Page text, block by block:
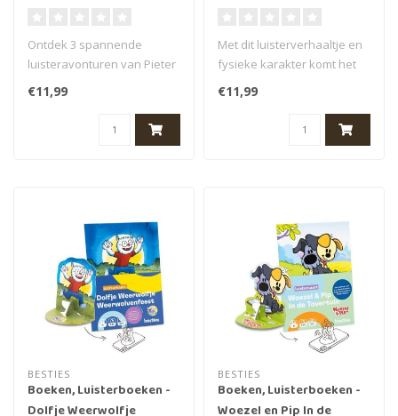
Ontdek 3 spannende
luisteravonturen van Pieter
Konijn en zijn vriendjes
Hakketak..
€11,99
Met dit luisterverhaaltje en
fysieke karakter komt het
verhaal van WaWa de
Wonde..
€11,99
BESTIES
Boeken, Luisterboeken -
Dolfje Weerwolfje
BESTIES
Boeken, Luisterboeken -
Woezel en Pip In de